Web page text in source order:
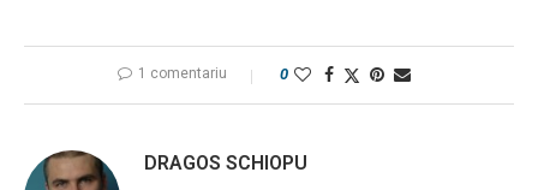
1 comentariu 0
DRAGOS SCHIOPU